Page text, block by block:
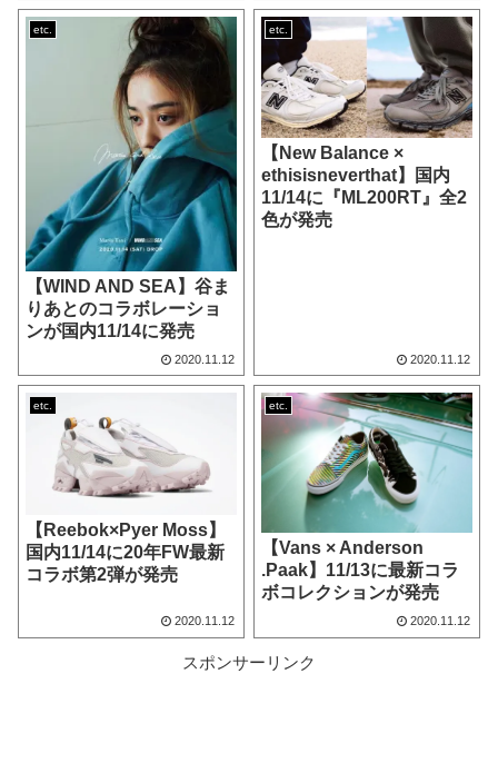
etc.
【WIND AND SEA】谷ま
りあとのコラボレーショ
ンが国内11/14に発売
2020.11.12
etc.
【New Balance ×
ethisisneverthat】国内
11/14に『ML200RT』全2
色が発売
2020.11.12
etc.
【Reebok×Pyer Moss】
国内11/14に20年FW最新
コラボ第2弾が発売
2020.11.12
etc.
【Vans × Anderson
.Paak】11/13に最新コラ
ボコレクションが発売
2020.11.12
スポンサーリンク